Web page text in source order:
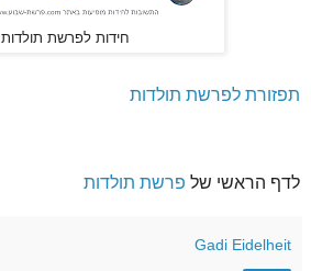
חידות לפרשת תולדות
תפזורת לפרשת תולדות
לדף הראשי של פרשת תולדות
Gadi Eidelheit